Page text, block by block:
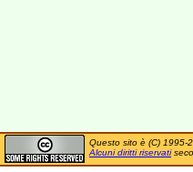
Questo sito è (C) 1995-
Alcuni diritti riservati